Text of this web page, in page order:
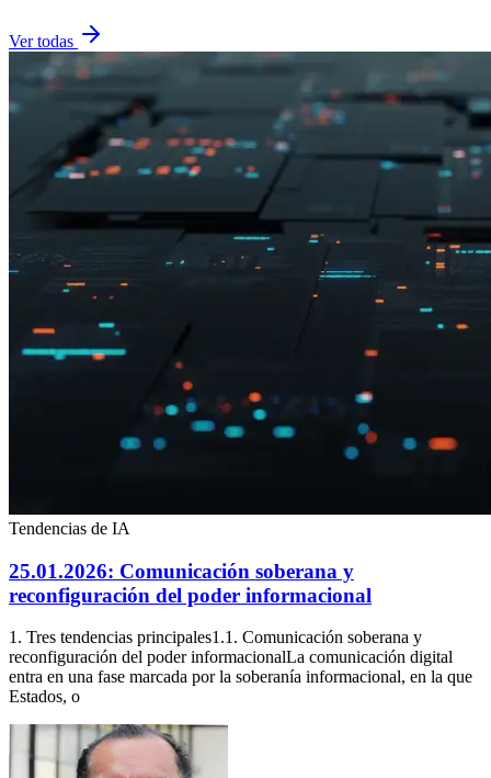
Ver todas
Tendencias de IA
25.01.2026: Comunicación soberana y
reconfiguración del poder informacional
1. Tres tendencias principales1.1. Comunicación soberana y
reconfiguración del poder informacionalLa comunicación digital
entra en una fase marcada por la soberanía informacional, en la que
Estados, o